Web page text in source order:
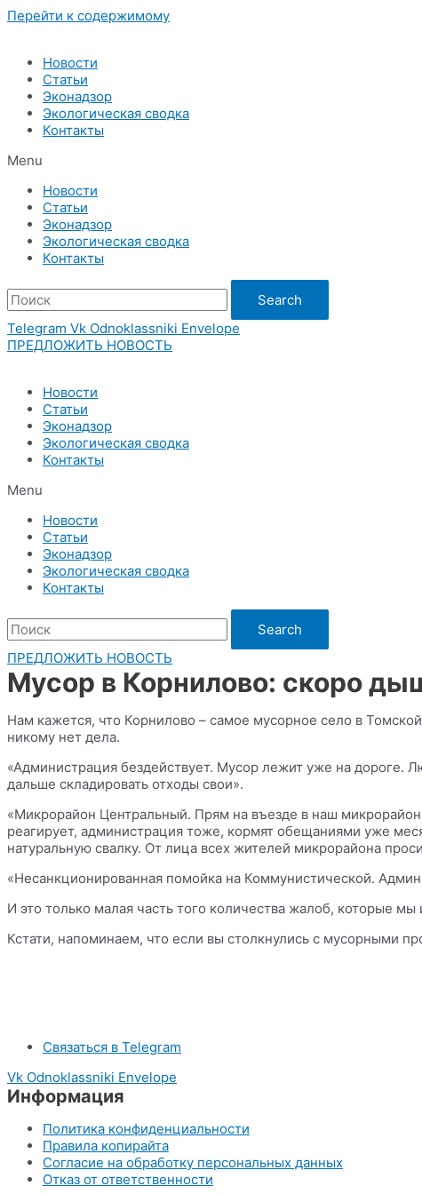
Перейти к содержимому
Новости
Статьи
Эконадзор
Экологическая сводка
Контакты
Menu
Новости
Статьи
Эконадзор
Экологическая сводка
Контакты
Search
Telegram Vk Odnoklassniki Envelope
ПРЕДЛОЖИТЬ НОВОСТЬ
Новости
Статьи
Эконадзор
Экологическая сводка
Контакты
Menu
Новости
Статьи
Эконадзор
Экологическая сводка
Контакты
Search
ПРЕДЛОЖИТЬ НОВОСТЬ
Мусор в Корнилово: скоро
Нам кажется, что Корнилово – самое мусорное село в
никому нет дела.
«Администрация бездействует. Мусор лежит уже на дороге.
дальше складировать отходы свои».
«Микрорайон Центральный. Прям на въезде в наш
реагирует, администрация тоже, кормят обещаниями уже
натуральную свалку. От лица всех жителей микрорайона
«Несанкционированная помойка на Коммунистической.
И это только малая часть того количества жалоб, которые
Кстати, напоминаем, что если вы столкнулись с мусорными
Связаться в Telegram
Vk Odnoklassniki Envelope
Информация
Политика конфиденциальности
Правила копирайта
Согласие на обработку персональных данных
Отказ от ответственности